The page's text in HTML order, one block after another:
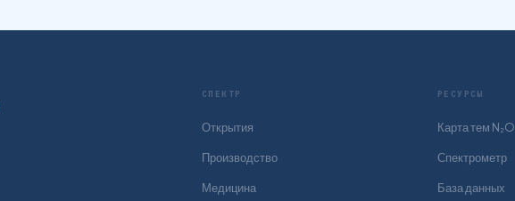
СПЕКТР
Открытия
Производство
Медицина
РЕСУРСЫ
Карта тем N₂O
Спектрометр
База данных